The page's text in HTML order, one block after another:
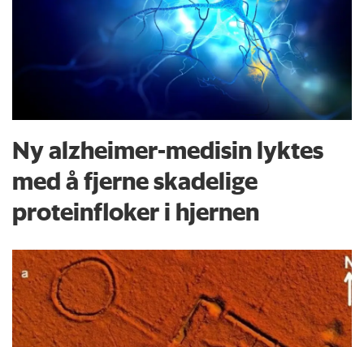
Ny alzheimer-medisin lyktes
med å fjerne skadelige
proteinfloker i hjernen